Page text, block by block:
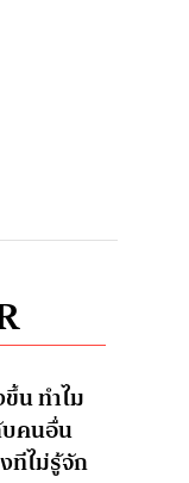
น ทำไม
คนอื่น
ทีไม่รู้จัก